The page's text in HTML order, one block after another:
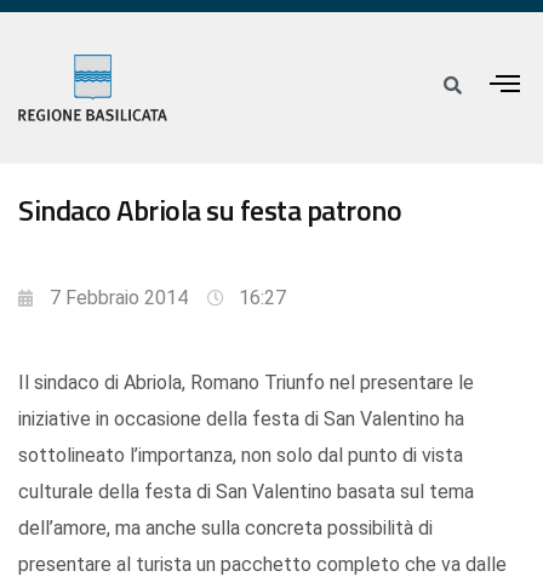
Sindaco Abriola su festa patrono
7 Febbraio 2014 16:27
Il sindaco di Abriola, Romano Triunfo nel presentare le
iniziative in occasione della festa di San Valentino ha
sottolineato l’importanza, non solo dal punto di vista
culturale della festa di San Valentino basata sul tema
dell’amore, ma anche sulla concreta possibilità di
presentare al turista un pacchetto completo che va dalle